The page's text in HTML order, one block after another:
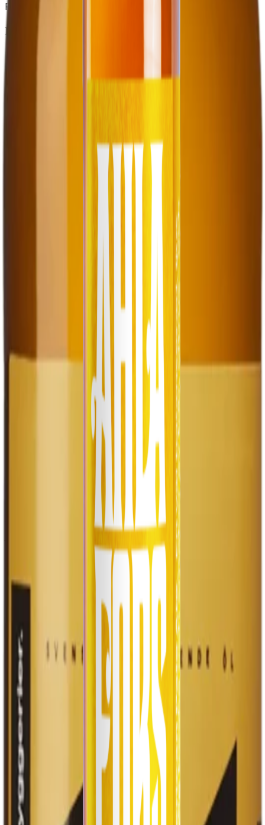
Pale Ale
Pale Ale
Upptäck en välbalanserad och ljus öl som förför dina
öl kombinerar subtila inslag av bär, citrus och
stenfrukter, vilket…
Håll dig uppdaterad med det senaste från bryggeriet
Nytt på Rulleriet - Julöl och After Work
Välkommen till Rulleriet för after work! Vi har olika
foodtrucks som serverar härliga tillbehör. Kanske finns
After Work på Rulleriet
Välkomna till Rulleriet! När vi kör AW har vi olika
foodtrucks utanför som serverar härliga tillbehör. Njut
av nytappade öl i trevligt sällskap!
Handverksbryggning sedan 1996
Läs mer om vår historia och hur allt började i den
historiska spinnerifabriken från 1850-talet. Ett gäng
bastubadande ölälskande herrar startade något stort!
Vi erbjuder mer än bara öl – vi skapar upplevelser
Vi brygger och tappar vårt öl med era egna etiketter för
företagsevent, mässor och andra tillfällen.
Läs mer →
Bar & Restaurangöl
Öl i fat eller flaska för restauranger och pubar.
Läs mer →
Festutrustning
Bordspumpar och bardisk för uthyrning.